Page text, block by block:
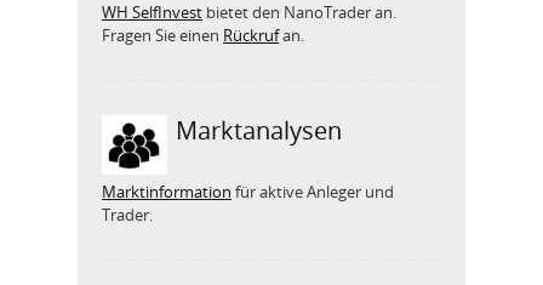
WH SelfInvest bietet den NanoTrader an.
Fragen Sie einen Rückrufan.
Marktanalysen
Marktinformation für aktive Anleger und
Trader.